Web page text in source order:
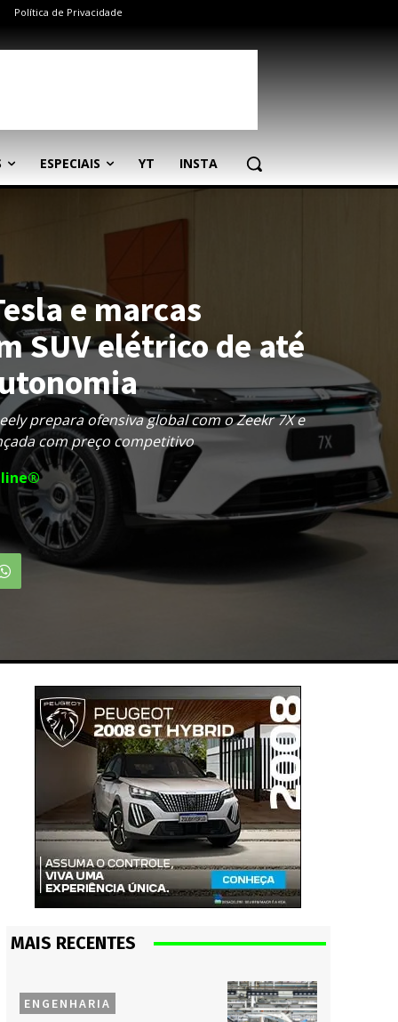
Política de Privacidade
ESPECIAIS YT INSTA
e marcas
SUV elétrico de até
prepara ofensiva global com o Zeekr 7X e
com preço competitivo
MAIS RECENTES
ENGENHARIA